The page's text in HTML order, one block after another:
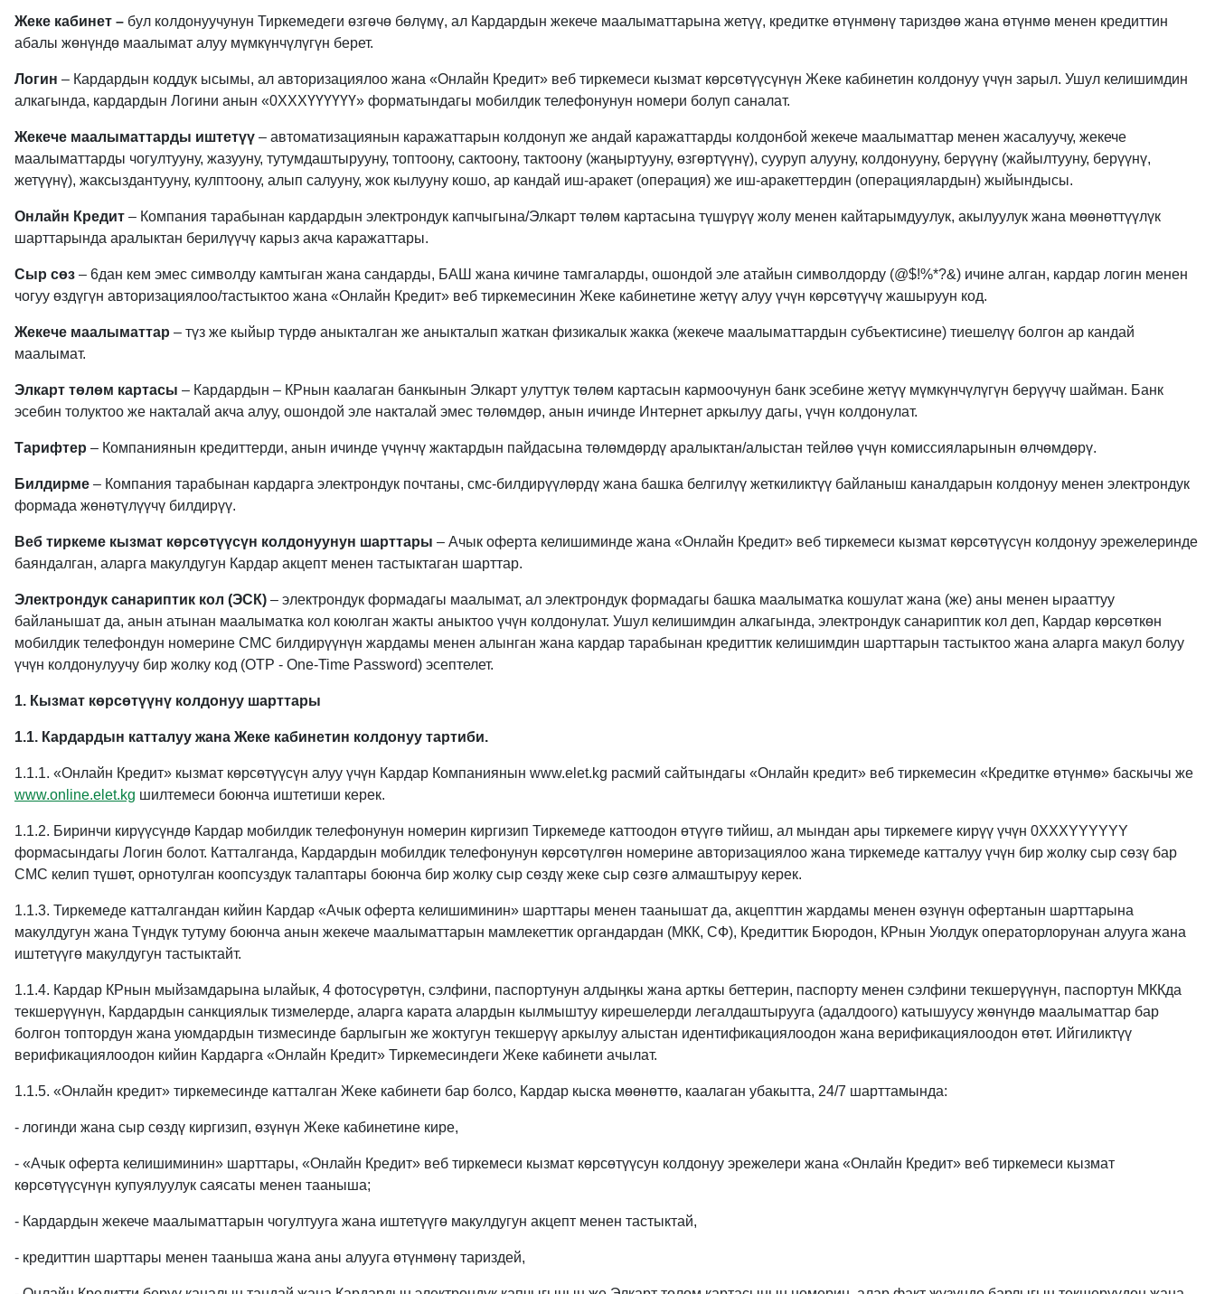
Жеке кабинет – бул колдонуучунун Тиркемедеги өзгөчө бөлүмү, ал Кардардын жекече маалыматтарына жетүү, кредитке өтүнмөнү тариздөө жана өтүнмө менен кредиттин
абалы жөнүндө маалымат алуу мүмкүнчүлүгүн берет.
Логин – Кардардын коддук ысымы, ал авторизациялоо жана «Онлайн Кредит» веб тиркемеси кызмат көрсөтүүсүнүн Жеке кабинетин колдонуу үчүн зарыл. Ушул келишимдин
алкагында, кардардын Логини анын «0ХХХҮҮҮҮҮҮ» форматындагы мобилдик телефонунун номери болуп саналат.
Жекече маалыматтарды иштетүү – автоматизациянын каражаттарын колдонуп же андай каражаттарды колдонбой жекече маалыматтар менен жасалуучу, жекече
маалыматтарды чогултууну, жазууну, тутумдаштырууну, топтоону, сактоону, тактоону (жаӊыртууну, өзгөртүүнү), сууруп алууну, колдонууну, берүүнү (жайылтууну, берүүнү,
жетүүнү), жаксыздантууну, кулптоону, алып салууну, жок кылууну кошо, ар кандай иш-аракет (операция) же иш-аракеттердин (операциялардын) жыйындысы.
Онлайн Кредит – Компания тарабынан кардардын электрондук капчыгына/Элкарт төлөм картасына түшүрүү жолу менен кайтарымдуулук, акылуулук жана мөөнөттүүлүк
шарттарында аралыктан берилүүчү карыз акча каражаттары.
Сыр сөз – 6дан кем эмес символду камтыган жана сандарды, БАШ жана кичине тамгаларды, ошондой эле атайын символдорду (@$!%*?&) ичине алган, кардар логин менен
чогуу өздүгүн авторизациялоо/тастыктоо жана «Онлайн Кредит» веб тиркемесинин Жеке кабинетине жетүү алуу үчүн көрсөтүүчү жашыруун код.
Жекече маалыматтар – түз же кыйыр түрдө аныкталган же аныкталып жаткан физикалык жакка (жекече маалыматтардын субъектисине) тиешелүү болгон ар кандай
маалымат.
Элкарт төлөм картасы – Кардардын – КРнын каалаган банкынын Элкарт улуттук төлөм картасын кармоочунун банк эсебине жетүү мүмкүнчүлүгүн берүүчү шайман. Банк
эсебин толуктоо же накталай акча алуу, ошондой эле накталай эмес төлөмдөр, анын ичинде Интернет аркылуу дагы, үчүн колдонулат.
Тарифтер – Компаниянын кредиттерди, анын ичинде үчүнчү жактардын пайдасына төлөмдөрдү аралыктан/алыстан тейлөө үчүн комиссияларынын өлчөмдөрү.
Билдирме – Компания тарабынан кардарга электрондук почтаны, смс-билдирүүлөрдү жана башка белгилүү жеткиликтүү байланыш каналдарын колдонуу менен электрондук
формада жөнөтүлүүчү билдирүү.
Веб тиркеме кызмат көрсөтүүсүн колдонуунун шарттары – Ачык оферта келишиминде жана «Онлайн Кредит» веб тиркемеси кызмат көрсөтүүсүн колдонуу эрежелеринде
баяндалган, аларга макулдугун Кардар акцепт менен тастыктаган шарттар.
Электрондук санариптик кол (ЭСК) – электрондук формадагы маалымат, ал электрондук формадагы башка маалыматка кошулат жана (же) аны менен ырааттуу
байланышат да, анын атынан маалыматка кол коюлган жакты аныктоо үчүн колдонулат. Ушул келишимдин алкагында, электрондук санариптик кол деп, Кардар көрсөткөн
мобилдик телефондун номерине СМС билдирүүнүн жардамы менен алынган жана кардар тарабынан кредиттик келишимдин шарттарын тастыктоо жана аларга макул болуу
үчүн колдонулуучу бир жолку код (OTP - One-Time Password) эсептелет.
1. Кызмат көрсөтүүнү колдонуу шарттары
1.1. Кардардын катталуу жана Жеке кабинетин колдонуу тартиби.
1.1.1. «Онлайн Кредит» кызмат көрсөтүүсүн алуу үчүн Кардар Компаниянын www.elet.kg расмий сайтындагы «Онлайн кредит» веб тиркемесин «Кредитке өтүнмө» баскычы же
www.online.elet.kg шилтемеси боюнча иштетиши керек.
1.1.2. Биринчи кирүүсүндө Кардар мобилдик телефонунун номерин киргизип Тиркемеде каттоодон өтүүгө тийиш, ал мындан ары тиркемеге кирүү үчүн 0ХХХYYYYYY
формасындагы Логин болот. Катталганда, Кардардын мобилдик телефонунун көрсөтүлгөн номерине авторизациялоо жана тиркемеде катталуу үчүн бир жолку сыр сөзү бар
СМС келип түшөт, орнотулган коопсуздук талаптары боюнча бир жолку сыр сөздү жеке сыр сөзгө алмаштыруу керек.
1.1.3. Тиркемеде катталгандан кийин Кардар «Ачык оферта келишиминин» шарттары менен таанышат да, акцепттин жардамы менен өзүнүн офертанын шарттарына
макулдугун жана Түндүк тутуму боюнча анын жекече маалыматтарын мамлекеттик органдардан (МКК, СФ), Кредиттик Бюродон, КРнын Уюлдук операторлорунан алууга жана
иштетүүгө макулдугун тастыктайт.
1.1.4. Кардар КРнын мыйзамдарына ылайык, 4 фотосүрөтүн, сэлфини, паспортунун алдыӊкы жана арткы беттерин, паспорту менен сэлфини текшерүүнүн, паспортун МККда
текшерүүнүн, Кардардын санкциялык тизмелерде, аларга карата алардын кылмыштуу кирешелерди легалдаштырууга (адалдоого) катышуусу жөнүндө маалыматтар бар
болгон топтордун жана уюмдардын тизмесинде барлыгын же жоктугун текшерүү аркылуу алыстан идентификациялоодон жана верификациялоодон өтөт. Ийгиликтүү
верификациялоодон кийин Кардарга «Онлайн Кредит» Тиркемесиндеги Жеке кабинети ачылат.
1.1.5. «Онлайн кредит» тиркемесинде катталган Жеке кабинети бар болсо, Кардар кыска мөөнөттө, каалаган убакытта, 24/7 шарттамында:
- логинди жана сыр сөздү киргизип, өзүнүн Жеке кабинетине кире,
- «Ачык оферта келишиминин» шарттары, «Онлайн Кредит» веб тиркемеси кызмат көрсөтүүсун колдонуу эрежелери жана «Онлайн Кредит» веб тиркемеси кызмат
көрсөтүүсүнүн купуялуулук саясаты менен тааныша;
- Кардардын жекече маалыматтарын чогултууга жана иштетүүгө макулдугун акцепт менен тастыктай,
- кредиттин шарттары менен тааныша жана аны алууга өтүнмөнү тариздей,